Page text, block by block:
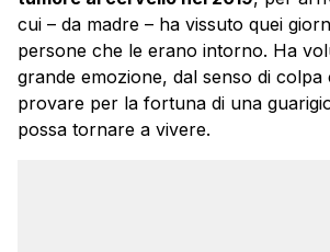
cui – da madre – ha vissuto quei
persone che le erano intorno. Ha
grande emozione, dal senso di colpa
provare per la fortuna di una
possa tornare a vivere.